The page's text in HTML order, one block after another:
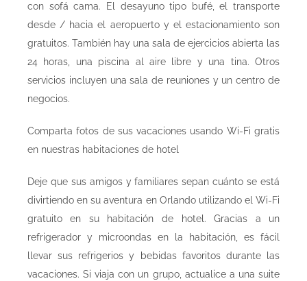
con sofá cama. El desayuno tipo bufé, el transporte
desde / hacia el aeropuerto y el estacionamiento son
gratuitos. También hay una sala de ejercicios abierta las
24 horas, una piscina al aire libre y una tina. Otros
servicios incluyen una sala de reuniones y un centro de
negocios.
Comparta fotos de sus vacaciones usando Wi-Fi gratis
en nuestras habitaciones de hotel
Deje que sus amigos y familiares sepan cuánto se está
divirtiendo en su aventura en Orlando utilizando el Wi-Fi
gratuito en su habitación de hotel. Gracias a un
refrigerador y microondas en la habitación, es fácil
llevar sus refrigerios y bebidas favoritos durante las
vacaciones. Si viaja con un grupo, actualice a una suite